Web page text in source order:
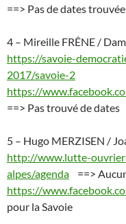
==> Pas de dates
4 – Mireille FRÊNE /
https://savoie-
2017/savoie-2
https://
==> Pas trouvé de dates
5 – Hugo MERZISEN /
http://www.lutte-
alpes/agenda ==>
https://
pour la Savoie